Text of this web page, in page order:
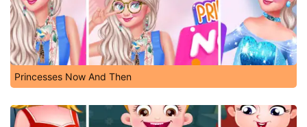
Princesses Now And Then